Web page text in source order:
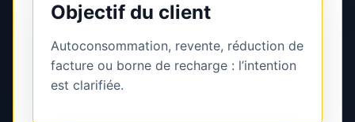
Objectif du client
Autoconsommation, revente, réduction de
facture ou borne de recharge : l’intention
est clarifiée.